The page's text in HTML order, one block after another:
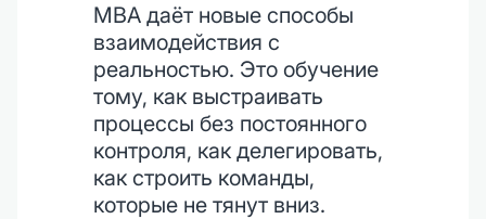
MBA даёт новые способы
взаимодействия с
реальностью. Это обучение
тому, как выстраивать
процессы без постоянного
контроля, как делегировать,
как строить команды,
которые не тянут вниз.